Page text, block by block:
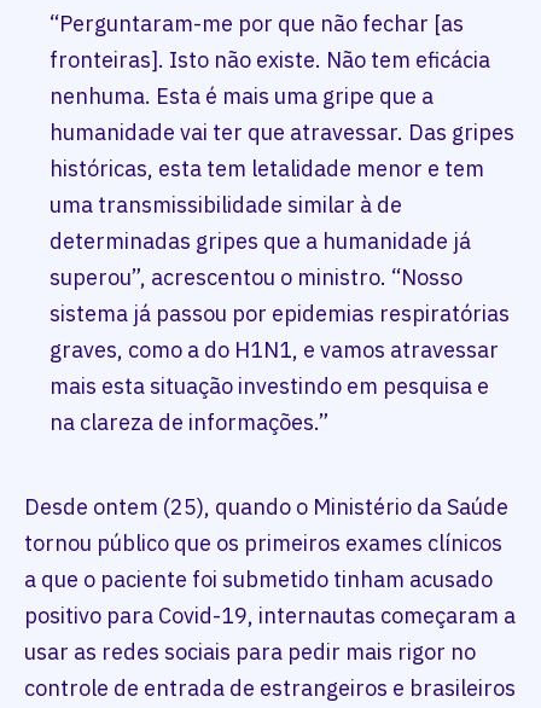
“Perguntaram-me por que não fechar [as
fronteiras]. Isto não existe. Não tem eficácia
nenhuma. Esta é mais uma gripe que a
humanidade vai ter que atravessar. Das gripes
históricas, esta tem letalidade menor e tem
uma transmissibilidade similar à de
determinadas gripes que a humanidade já
superou”, acrescentou o ministro. “Nosso
sistema já passou por epidemias respiratórias
graves, como a do H1N1, e vamos atravessar
mais esta situação investindo em pesquisa e
na clareza de informações.”
Desde ontem (25), quando o Ministério da Saúde
tornou público que os primeiros exames clínicos
a que o paciente foi submetido tinham acusado
positivo para Covid-19, internautas começaram a
usar as redes sociais para pedir mais rigor no
controle de entrada de estrangeiros e brasileiros